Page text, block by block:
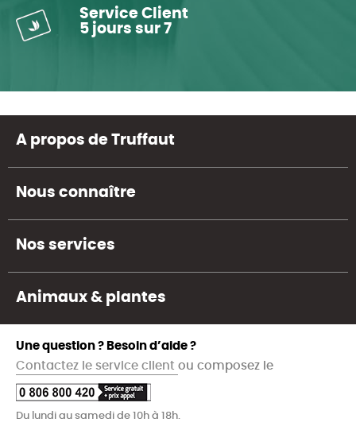
Service Client
5 jours sur 7
A propos de Truffaut
Nous connaître
Nos services
Animaux & plantes
Une question ? Besoin d’aide ?
Contactez le service client ou composez le
Du lundi au samedi de 10h à 18h.